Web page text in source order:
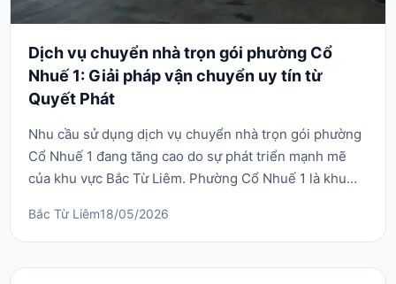
Dịch vụ chuyển nhà trọn gói phường Cổ
Nhuế 1: Giải pháp vận chuyển uy tín từ
Quyết Phát
Nhu cầu sử dụng dịch vụ chuyển nhà trọn gói phường
Cổ Nhuế 1 đang tăng cao do sự phát triển mạnh mẽ
của khu vực Bắc Từ Liêm. Phường Cổ Nhuế 1 là khu
doanh nghiệp trẻ với đặc thù ngõ ngách đan xen phức
tạp. Việc tự di dời đồ đạc tại đây không chỉ gây mệt
mỏi mà còn tiềm ẩn rủi ro hư hỏng tài sản n...
Bắc Từ Liêm18/05/2026